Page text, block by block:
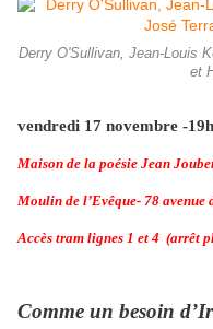
Derry O'Sullivan, Jean-Louis
et
vendredi 17 novembre -19h
Maison de la poésie Jean
Moulin de l’Evêque- 78
Accès tram lignes 1 et 4 (arrêt
Comme un besoin